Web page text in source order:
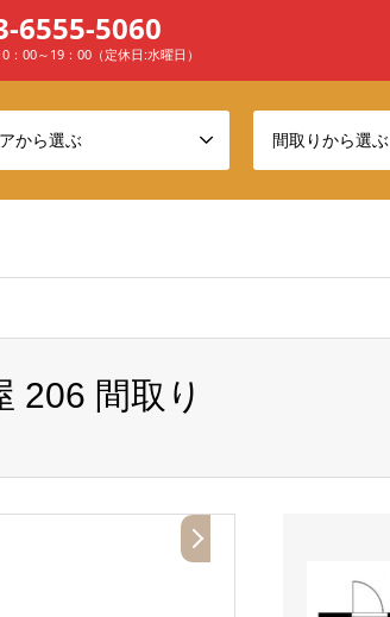
6555-5060
：00～19：00（定休日:水曜日）
から選ぶ 間取りから選ぶ
206 間取り